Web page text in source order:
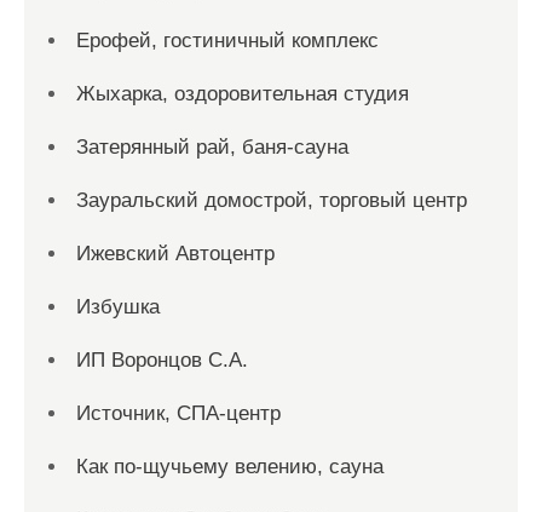
Ерофей, гостиничный комплекс
Жыхарка, оздоровительная студия
Затерянный рай, баня-сауна
Зауральский домострой, торговый центр
Ижевский Автоцентр
Избушка
ИП Воронцов С.А.
Источник, СПА-центр
Как по-щучьему велению, сауна